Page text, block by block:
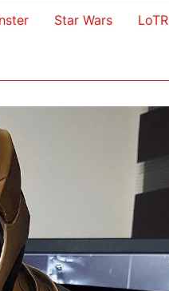
Star Wars LoTR